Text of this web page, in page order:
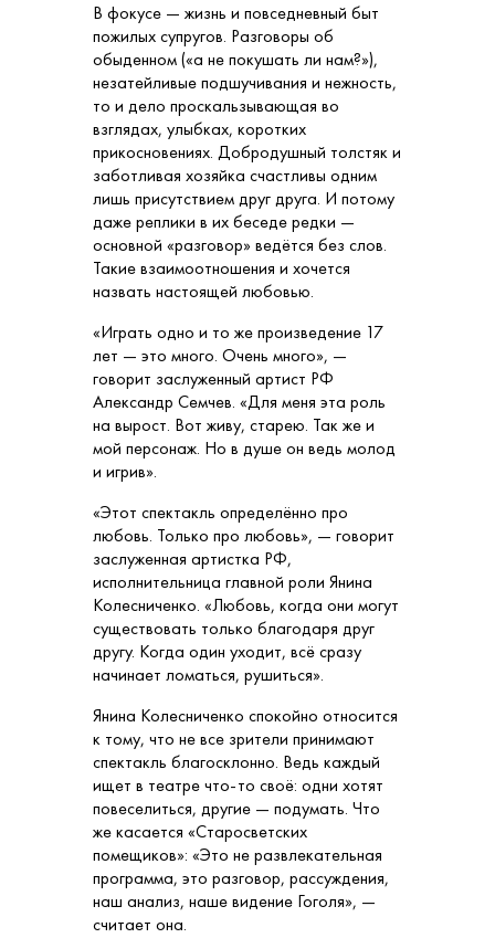
В фокусе — жизнь и повседневный быт
пожилых супругов. Разговоры об
обыденном («а не покушать ли нам?»),
незатейливые подшучивания и нежность,
то и дело проскальзывающая во
взглядах, улыбках, коротких
прикосновениях. Добродушный толстяк и
заботливая хозяйка счастливы одним
лишь присутствием друг друга. И потому
даже реплики в их беседе редки —
основной «разговор» ведётся без слов.
Такие взаимоотношения и хочется
назвать настоящей любовью.
«Играть одно и то же произведение 17
лет — это много. Очень много», —
говорит заслуженный артист РФ
Александр Семчев. «Для меня эта роль
на вырост. Вот живу, старею. Так же и
мой персонаж. Но в душе он ведь молод
и игрив».
«Этот спектакль определённо про
любовь. Только про любовь», — говорит
заслуженная артистка РФ,
исполнительница главной роли Янина
Колесниченко. «Любовь, когда они могут
существовать только благодаря друг
другу. Когда один уходит, всё сразу
начинает ломаться, рушиться».
Янина Колесниченко спокойно относится
к тому, что не все зрители принимают
спектакль благосклонно. Ведь каждый
ищет в театре что-то своё: одни хотят
повеселиться, другие — подумать. Что
же касается «Старосветских
помещиков»: «Это не развлекательная
программа, это разговор, рассуждения,
наш анализ, наше видение Гоголя», —
считает она.